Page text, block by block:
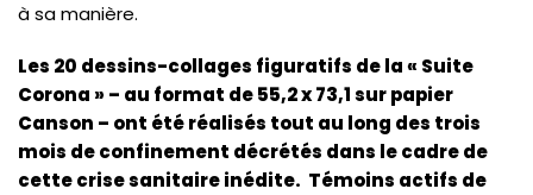
à sa manière.
Les 20 dessins-collages figuratifs de la « Suite
Corona » – au format de 55,2 x 73,1 sur papier
Canson – ont été réalisés tout au long des trois
mois de confinement décrétés dans le cadre de
cette crise sanitaire inédite. Témoins actifs de